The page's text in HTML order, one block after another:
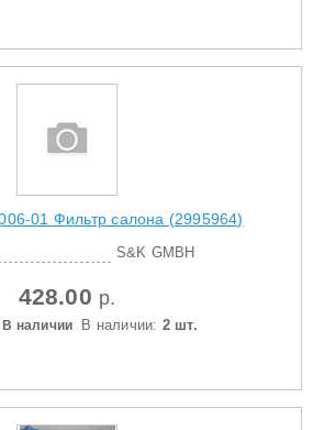
01 Фильтр салона (2995964)
S&K GMBH
428.00 р.
В наличии В наличии: 2 шт.